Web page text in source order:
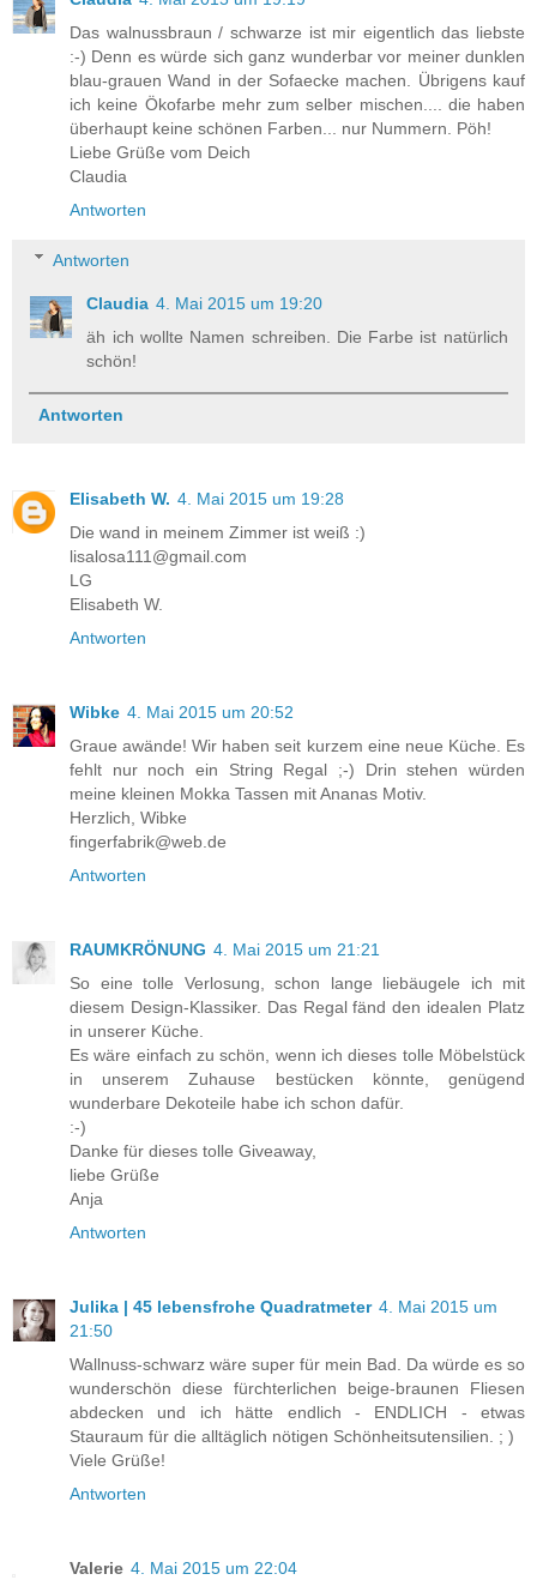
Das walnussbraun / schwarze ist mir eigentlich das liebste
:-) Denn es würde sich ganz wunderbar vor meiner dunklen
blau-grauen Wand in der Sofaecke machen. Übrigens kauf
ich keine Ökofarbe mehr zum selber mischen.... die haben
überhaupt keine schönen Farben... nur Nummern. Pöh!
Liebe Grüße vom Deich
Claudia
Antworten
Antworten
Claudia 4. Mai 2015 um 19:20
äh ich wollte Namen schreiben. Die Farbe ist natürlich
schön!
Antworten
Elisabeth W. 4. Mai 2015 um 19:28
Die wand in meinem Zimmer ist weiß :)
lisalosa111@gmail.com
LG
Elisabeth W.
Antworten
Wibke 4. Mai 2015 um 20:52
Graue awände! Wir haben seit kurzem eine neue Küche. Es
fehlt nur noch ein String Regal ;-) Drin stehen würden
meine kleinen Mokka Tassen mit Ananas Motiv.
Herzlich, Wibke
fingerfabrik@web.de
Antworten
RAUMKRÖNUNG 4. Mai 2015 um 21:21
So eine tolle Verlosung, schon lange liebäugele ich mit
diesem Design-Klassiker. Das Regal fänd den idealen Platz
in unserer Küche.
Es wäre einfach zu schön, wenn ich dieses tolle Möbelstück
in unserem Zuhause bestücken könnte, genügend
wunderbare Dekoteile habe ich schon dafür.
:-)
Danke für dieses tolle Giveaway,
liebe Grüße
Anja
Antworten
Julika | 45 lebensfrohe Quadratmeter 4. Mai 2015 um
21:50
Wallnuss-schwarz wäre super für mein Bad. Da würde es so
wunderschön diese fürchterlichen beige-braunen Fliesen
abdecken und ich hätte endlich - ENDLICH - etwas
Stauraum für die alltäglich nötigen Schönheitsutensilien. ; )
Viele Grüße!
Antworten
Valerie 4. Mai 2015 um 22:04